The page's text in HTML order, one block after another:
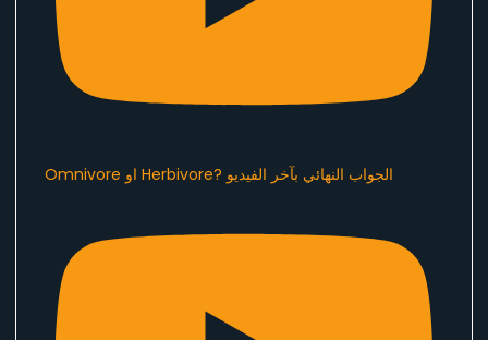
Omnivore او Herbivore? الجواب النهائي بآخر الفيديو